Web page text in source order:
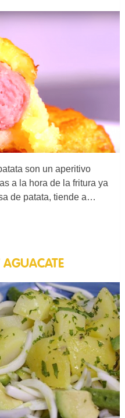
son un aperitivo
a la hora de la fritura ya
de patata, tiende a…
AGUACATE